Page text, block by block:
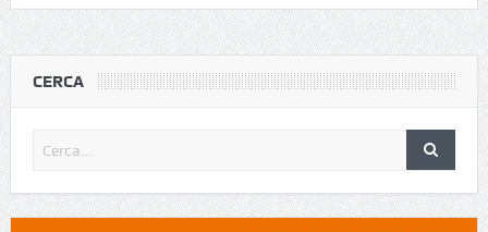
CERCA